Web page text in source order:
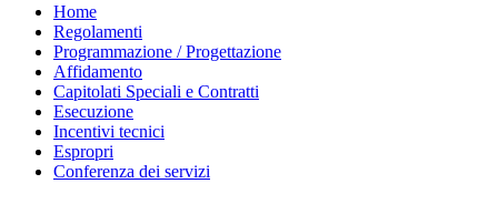
Home
Regolamenti
Programmazione / Progettazione
Affidamento
Capitolati Speciali e Contratti
Esecuzione
Incentivi tecnici
Espropri
Conferenza dei servizi